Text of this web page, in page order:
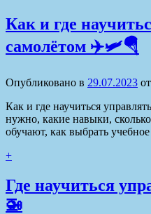
Как и где
самолётом ✈️🛩️🪂
Опубликовано в 29.07.2023 от
Как и где научиться
нужно, какие навыки,
обучают, как выбрать учебное
+
Где научиться
🚁